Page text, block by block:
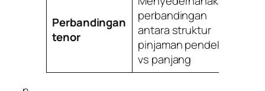
Perbandingan
tenor
perbandingan
antara struktur
pinjaman pendek
vs panjang